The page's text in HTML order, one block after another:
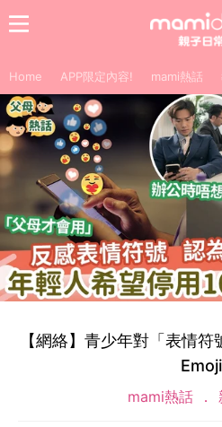
Home APP限定內容! mami熱話
【網絡】青少年對「表情
Emoji
mami熱話